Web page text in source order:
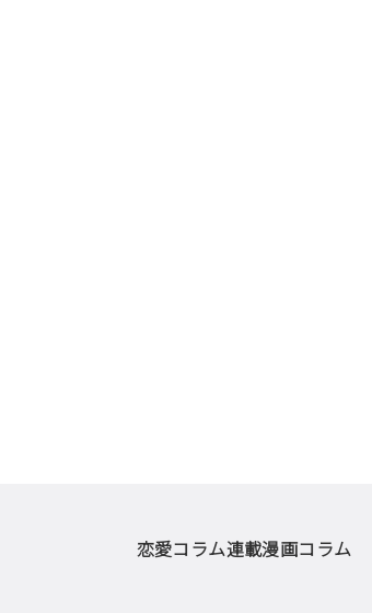
恋愛コラム連載漫画コラム